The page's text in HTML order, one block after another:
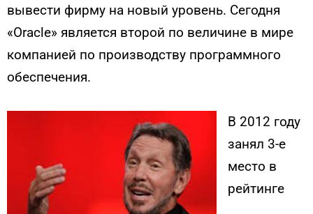
вывести фирму на новый уровень. Сегодня
«Oracle» является второй по величине в мире
компанией по производству программного
обеспечения.
В 2012 году
занял 3-е
место в
рейтинге